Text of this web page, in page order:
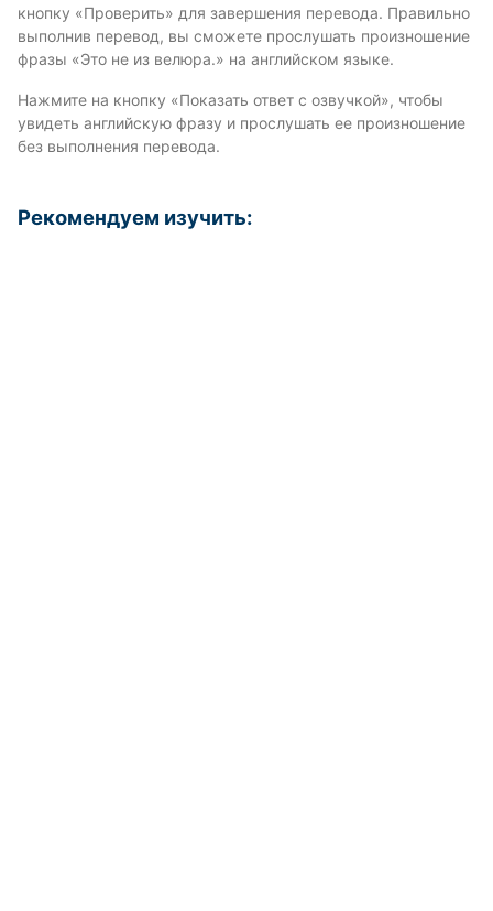
кнопку «Проверить» для завершения перевода. Правильно
выполнив перевод, вы сможете прослушать произношение
фразы «Это не из велюра.» на английском языке.
Нажмите на кнопку «Показать ответ с озвучкой», чтобы
увидеть английскую фразу и прослушать ее произношение
без выполнения перевода.
Рекомендуем изучить: